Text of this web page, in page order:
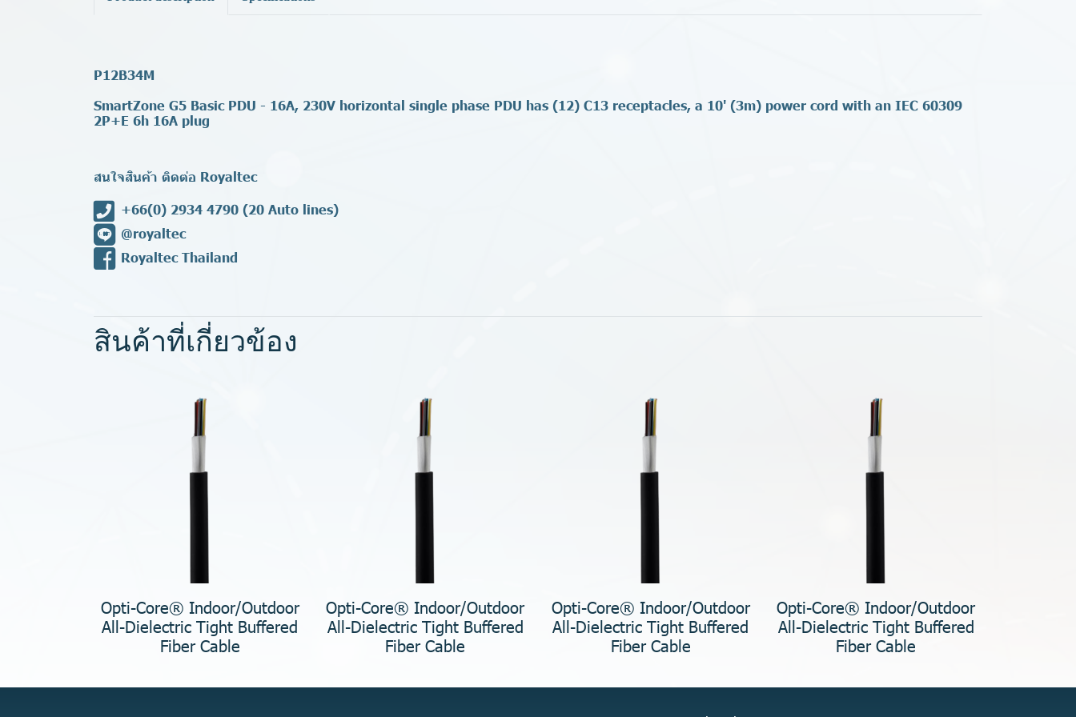
P12B34M
SmartZone G5 Basic PDU - 16A, 230V horizontal single phase PDU has (12) C13 receptacles, a 10' (3m) power cord with an IEC 60309
2P+E 6h 16A plug
สนใจสินค้า ติดต่อ Royaltec
+66(0) 2934 4790 (20 Auto lines)
@royaltec
Royaltec Thailand
สินค้าที่เกี่ยวข้อง
Opti-Core® Indoor/Outdoor
All-Dielectric Tight Buffered
Fiber Cable
Opti-Core® Indoor/Outdoor
All-Dielectric Tight Buffered
Fiber Cable
Opti-Core® Indoor/Outdoor
All-Dielectric Tight Buffered
Fiber Cable
Opti-Core® Indoor/Outdoor
All-Dielectric Tight Buffered
Fiber Cable